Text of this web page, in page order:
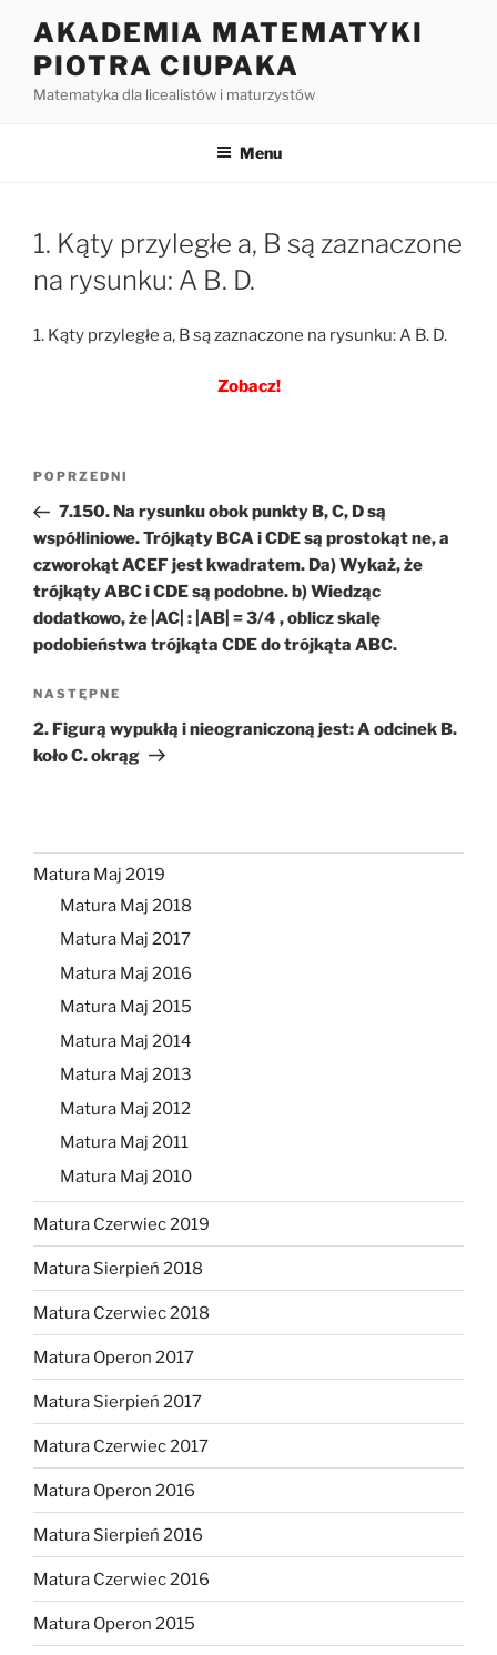
treści
AKADEMIA MATEMATYKI
PIOTRA CIUPAKA
Matematyka dla licealistów i maturzystów
Menu
1. Kąty przyległe a, B są zaznaczone
na rysunku: A B. D.
1. Kąty przyległe a, B są zaznaczone na rysunku: A B. D.
Zobacz!
Nawigacja
Poprzedni
wpis
POPRZEDNI
7.150. Na rysunku obok punkty B, C, D są
współliniowe. Trójkąty BCA i CDE są prostokąt ne, a
czworokąt ACEF jest kwadratem. Da) Wykaż, że
trójkąty ABC i CDE są podobne. b) Wiedząc
dodatkowo, że |AC| : |AB| = 3/4 , oblicz skalę
podobieństwa trójkąta CDE do trójkąta ABC.
Następny
wpis
NASTĘPNE
2. Figurą wypukłą i nieograniczoną jest: A odcinek B.
koło C. okrąg
Matura Maj 2019
Matura Maj 2018
Matura Maj 2017
Matura Maj 2016
Matura Maj 2015
Matura Maj 2014
Matura Maj 2013
Matura Maj 2012
Matura Maj 2011
Matura Maj 2010
Matura Czerwiec 2019
Matura Sierpień 2018
Matura Czerwiec 2018
Matura Operon 2017
Matura Sierpień 2017
Matura Czerwiec 2017
Matura Operon 2016
Matura Sierpień 2016
Matura Czerwiec 2016
Matura Operon 2015